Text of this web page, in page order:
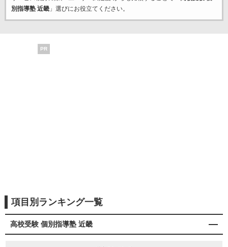
別指導塾 近畿」選びにお役立てください。
PR
項目別ランキング一覧
高校受験 個別指導塾 近畿